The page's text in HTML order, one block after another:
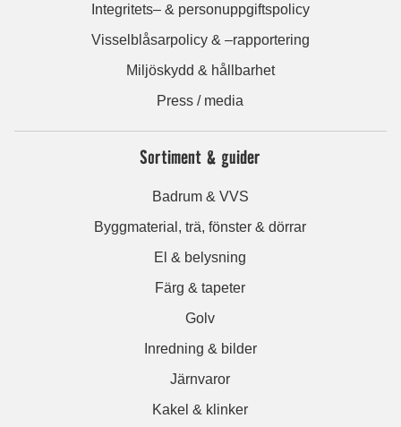
Integritets– & personuppgiftspolicy
Visselblåsarpolicy & –rapportering
Miljöskydd & hållbarhet
Press / media
Sortiment & guider
Badrum & VVS
Byggmaterial, trä, fönster & dörrar
El & belysning
Färg & tapeter
Golv
Inredning & bilder
Järnvaror
Kakel & klinker